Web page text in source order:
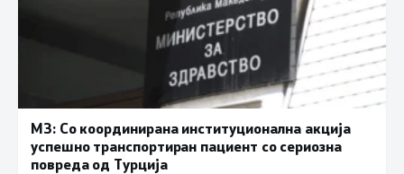
МЗ: Со координирана институционална акција
успешно транспортиран пациент со сериозна
повреда од Турција